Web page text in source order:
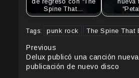
Spine That…
Tags: punk rock The Spine That
Continue
Reading
Previous
Delux publicó una canción
publicación de nuevo disco